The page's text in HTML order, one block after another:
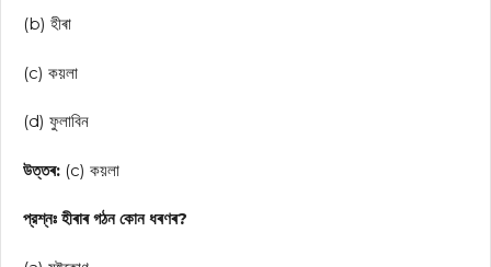
(b) হীৰা
(c) কয়লা
(d) ফুলাবিন
উত্তৰ: (c) কয়লা
প্রশ্নঃ হীৰাৰ গঠন কোন ধৰণৰ?